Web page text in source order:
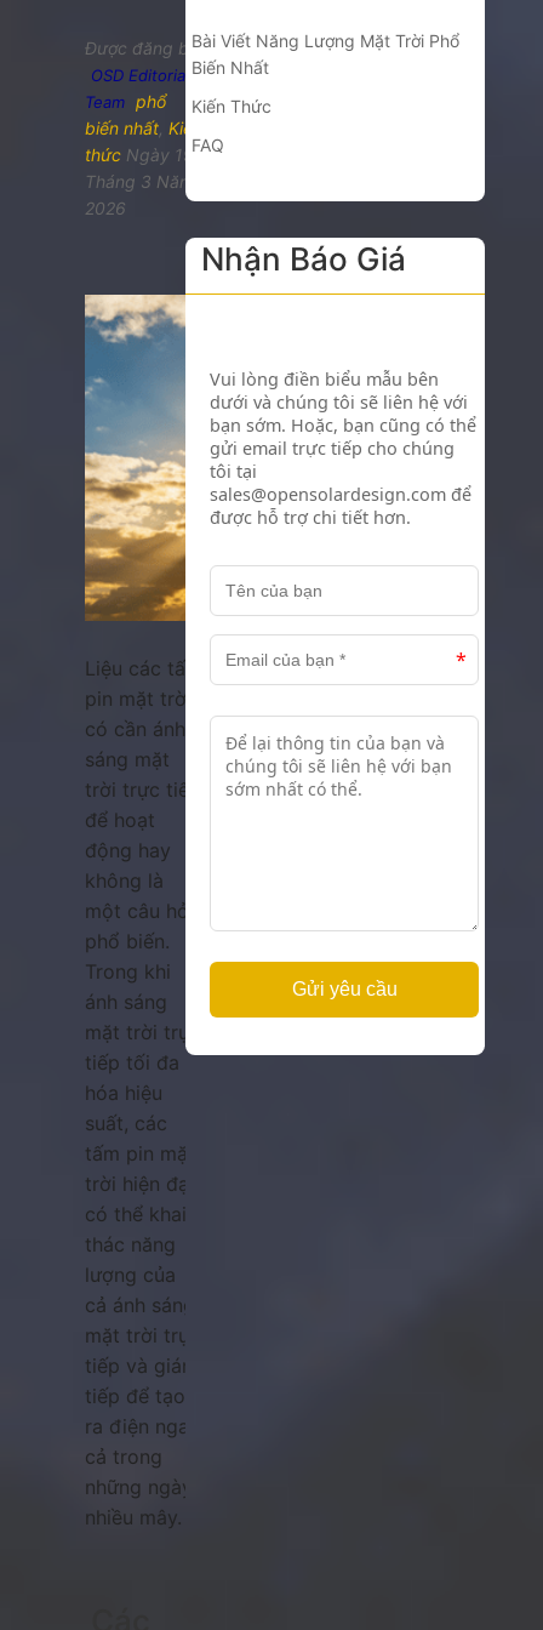
Được đăng bởi
OSD Editorial
Team phổ
biến nhất ,Kiến
thức Ngày 19
Tháng 3 Năm
2026
Liệu các tấm
pin mặt trời
có cần ánh
sáng mặt
trời trực tiếp
để hoạt
động hay
không là
một câu hỏi
phổ biến.
Trong khi
ánh sáng
mặt trời trực
tiếp tối đa
hóa hiệu
suất, các
tấm pin mặt
trời hiện đại
có thể khai
thác năng
lượng của
cả ánh sáng
mặt trời trực
tiếp và gián
tiếp để tạo
ra điện ngay
cả trong
những ngày
nhiều mây.
Bài Viết Năng Lượng Mặt Trời Phổ
Biến Nhất
Kiến Thức
FAQ
Nhận Báo Giá